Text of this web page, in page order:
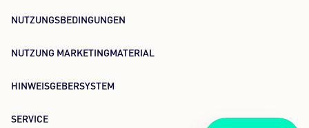
NUTZUNGSBEDINGUNGEN
NUTZUNG MARKETINGMATERIAL
HINWEISGEBERSYSTEM
SERVICE